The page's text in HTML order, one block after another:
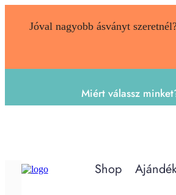
Jóval nagyobb ásványt
Miért válassz
Shop